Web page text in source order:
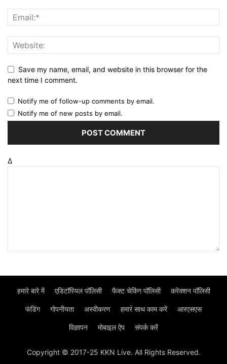
Save my name, email, and website in this browser for the
next time I comment.
Notify me of follow-up comments by email.
Notify me of new posts by email.
Δ
हमारे बारे में एडिटॉरियल पॉलिसी फैक्ट चेकिंग पॉलिसी करेक्शन पॉलिसी
फंडिंग गोपनीयता अस्वीकरण हमार॓ साथ काम करें आरएसएस
विज्ञापन मोबाइल ऐप संपर्क करें
Copyright © 2017-25 KKN Live. All Rights Reserved.